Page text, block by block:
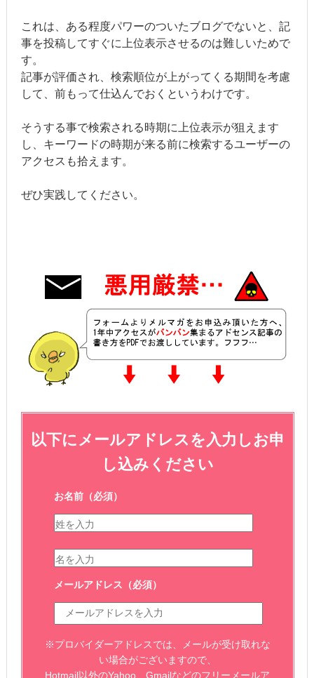
これは、ある程度パワーのついたブログでないと、記
事を投稿してすぐに上位表示させるのは難しいためで
す。
記事が評価され、検索順位が上がってくる期間を考慮
して、前もって仕込んでおくというわけです。
そうする事で検索される時期に上位表示が狙えます
し、キーワードの時期が来る前に検索するユーザーの
アクセスも拾えます。
ぜひ実践してください。
以下にメールアドレスを入力しお申
し込みください
お名前（必須）
メールアドレス （必須）
※プロバイダーアドレスでは、メールが受け取れな
い場合がございますので、
Hotmail以外のYahoo、Gmailなどのフリーメールア